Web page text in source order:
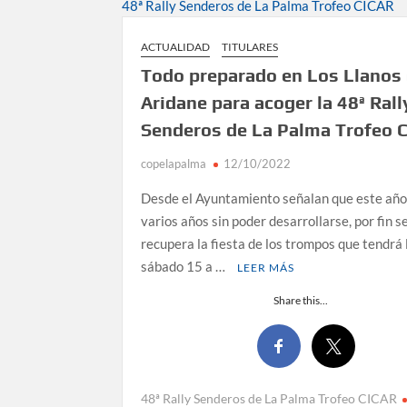
objetivos”
La Palma impulsa la inserción laboral de
empresarial
en su sexta edición
Borja Perdomo acusa al Gobierno del
pérdidas de agua
Jacob Qadri reclama prioridad para los
Tenerife
ACTUALIDAD TITULARES
Todo preparado en Los Llanos
Aridane para acoger la 48ª
Senderos de La Palma Trofeo
copelapalma 12/10/2022
Desde el Ayuntamiento señalan que este
varios años sin poder desarrollarse, por fin
recupera la fiesta de los trompos que tendrá
sábado 15 a …
LEER MÁS
Share this...
48ª Rally Senderos de La Palma Trofeo CICAR